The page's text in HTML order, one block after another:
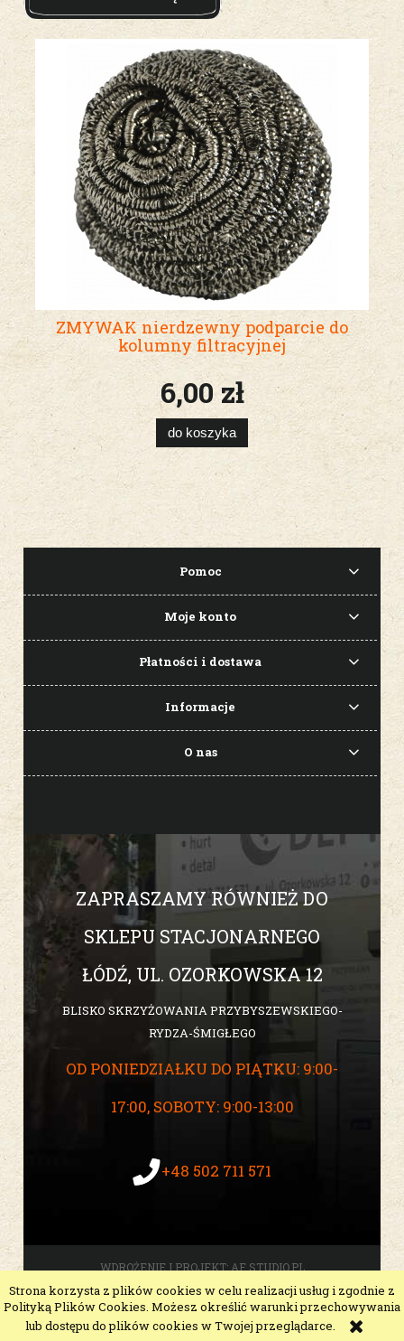
Strona korzysta z plików cookies w celu realizacji usług i zgodnie z
Polityką Plików Cookies. Możesz określić warunki przechowywania
lub dostępu do plików cookies w Twojej przeglądarce.
ZMYWAK nierdzewny podparcie do
kolumny filtracyjnej
6,00 zł
do koszyka
Pomoc
Moje konto
Płatności i dostawa
Informacje
O nas
ZAPRASZAMY RÓWNIEŻ DO
SKLEPU STACJONARNEGO
ŁÓDŹ, UL. OZORKOWSKA 12
BLISKO SKRZYŻOWANIA PRZYBYSZEWSKIEGO-
RYDZA-ŚMIGŁEGO
OD PONIEDZIAŁKU DO PIĄTKU: 9:00-
17:00, SOBOTY: 9:00-13:00
+48 502 711 571
WDROŻENIE I PROJEKT: AF STUDIO.PL
pokaż pełną wersję strony
Sklep internetowy Shoper Premium